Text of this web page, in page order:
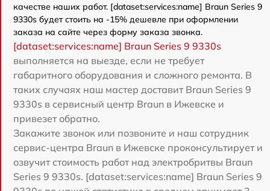
качестве наших работ. [dataset:services:name] Braun Series 9
9330s будет стоить на -15% дешевле при оформлении
заказа на сайте через форму заказа звонка.
[dataset:services:name] Braun Series 9 9330s
выполняется на выезде, если не требует
габаритного оборудования и сложного ремонта. В
таких случаях наш мастер доставит Braun Series 9
9330s в сервисный центр Braun в Ижевске и
привезет обратно.
Закажите звонок или позвоните и наш сотрудник
сервис-центра Braun в Ижевске проконсультирует и
озвучит стоимость работ над электробритвы Braun
Series 9 9330s. [dataset:services:name] Braun Series 9